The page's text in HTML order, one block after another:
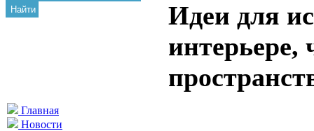
Найти
Главная
Новости
Идеи для
интерьере,